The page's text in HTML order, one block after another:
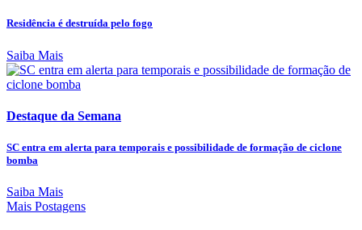
Residência é destruída pelo fogo
Saiba Mais
Destaque da Semana
SC entra em alerta para temporais e possibilidade de formação de ciclone
bomba
Saiba Mais
Mais Postagens